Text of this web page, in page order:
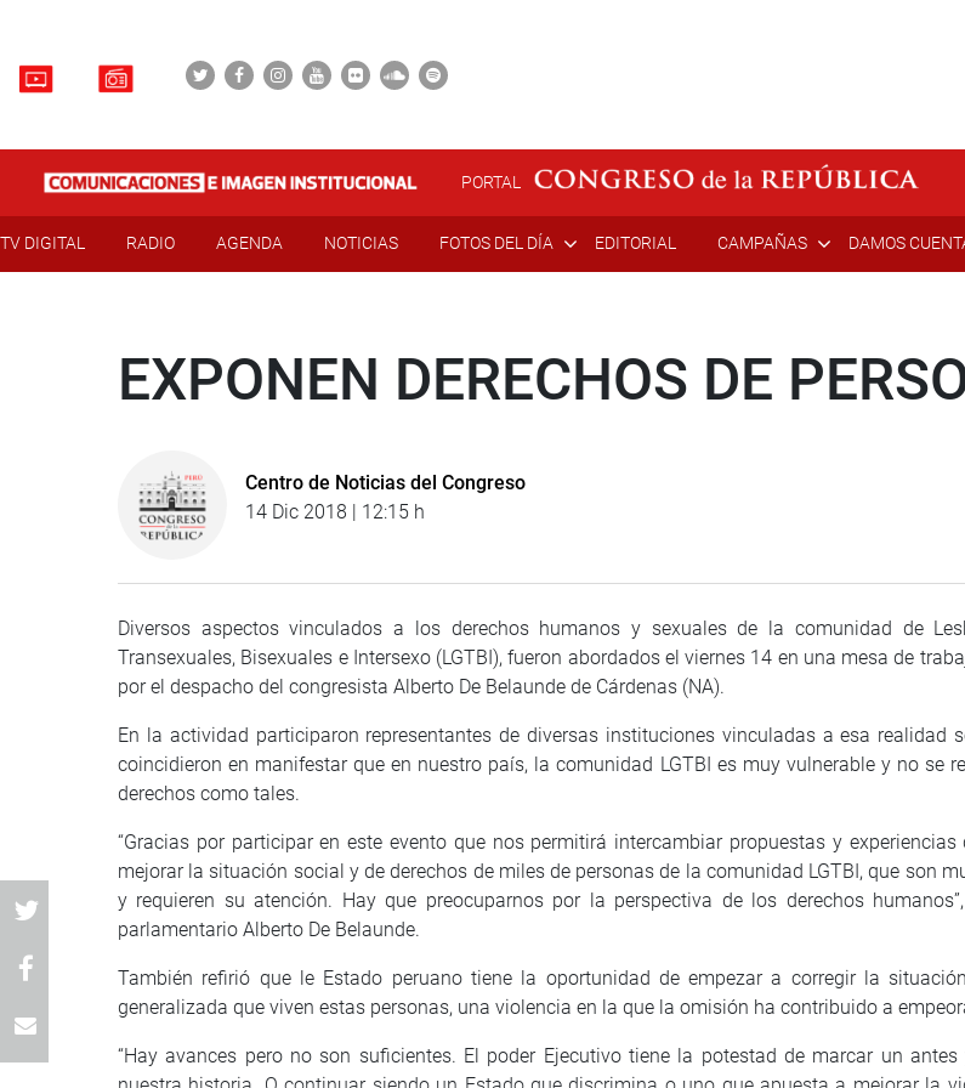
PORTAL
TV DIGITAL RADIO AGENDA NOTICIAS FOTOS DEL DÍA EDITORIAL CAMPAÑAS DAMOS
EXPONEN DERECHOS DE
Centro de Noticias del Congreso
14 Dic 2018 | 12:15 h
Diversos aspectos vinculados a los derechos humanos y sexuales de la comunidad de
Transexuales, Bisexuales e Intersexo (LGTBI), fueron abordados el viernes 14 en una mesa de
por el despacho del congresista Alberto De Belaunde de Cárdenas (NA).
En la actividad participaron representantes de diversas instituciones vinculadas a esa realidad
coincidieron en manifestar que en nuestro país, la comunidad LGTBI es muy vulnerable y no se
derechos como tales.
“Gracias por participar en este evento que nos permitirá intercambiar propuestas y experiencias
mejorar la situación social y de derechos de miles de personas de la comunidad LGTBI, que son
y requieren su atención. Hay que preocuparnos por la perspectiva de los derechos
parlamentario Alberto De Belaunde.
También refirió que le Estado peruano tiene la oportunidad de empezar a corregir la
generalizada que viven estas personas, una violencia en la que la omisión ha contribuido a
“Hay avances pero no son suficientes. El poder Ejecutivo tiene la potestad de marcar un antes